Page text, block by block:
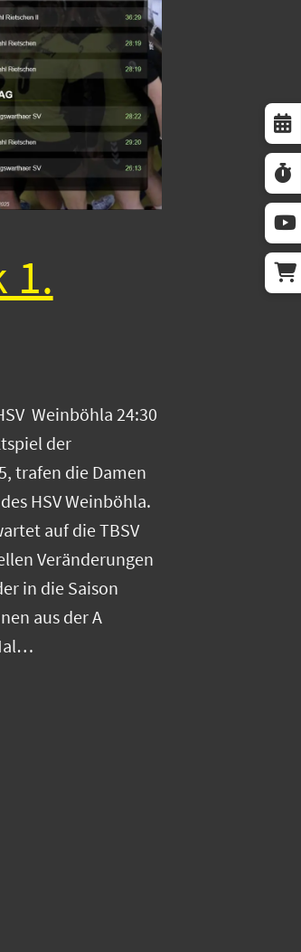
1.
Weinböhla 24:30
der
trafen die Damen
HSV Weinböhla.
auf die TBSV
Veränderungen
in die Saison
aus der A